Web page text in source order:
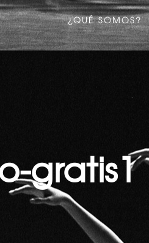
¿QUÉ SOMOS?
gratis1